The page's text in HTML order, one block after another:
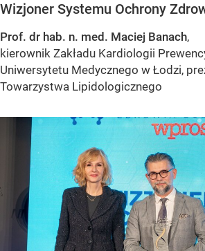
Wizjoner Systemu Ochrony
Prof. dr hab. n. med. Maciej Banach,
kierownik Zakładu Kardiologii
Uniwersytetu Medycznego w Łodzi,
Towarzystwa Lipidologicznego